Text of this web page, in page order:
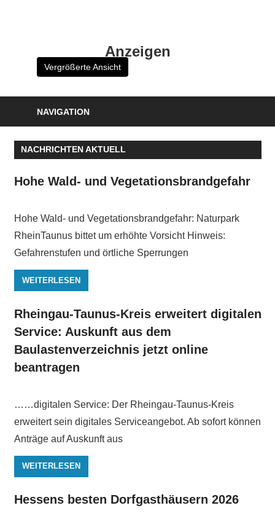
Anzeigen
Vergrößerte Ansicht
NAVIGATION
NACHRICHTEN AKTUELL
Hohe Wald- und Vegetationsbrandgefahr
Hohe Wald- und Vegetationsbrandgefahr: Naturpark
RheinTaunus bittet um erhöhte Vorsicht Hinweis:
Gefahrenstufen und örtliche Sperrungen
WEITERLESEN
Rheingau-Taunus-Kreis erweitert digitalen
Service: Auskunft aus dem
Baulastenverzeichnis jetzt online
beantragen
……digitalen Service: Der Rheingau-Taunus-Kreis
erweitert sein digitales Serviceangebot. Ab sofort können
Anträge auf Auskunft aus
WEITERLESEN
Hessens besten Dorfgasthäusern 2026